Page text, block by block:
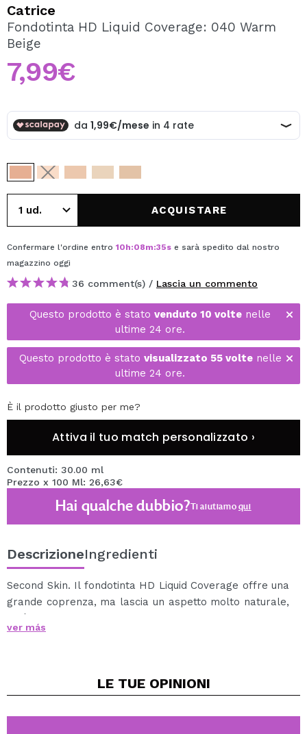
Creando un account su Maquibeauty.it potrai fare i tuoi
acquisti velocemente, controllare lo stato dei tuoi ordini e
Catrice
Fondotinta HD Liquid Coverage: 040 Warm
Beige
7,99€
ACQUISTARE
Confermare l'ordine entro 10h:08m:35s e sarà spedito dal nostro
magazzino oggi
36 comment(s) / Lascia un commento
Questo prodotto è stato venduto 10 volte nelle
ultime 24 ore.
Questo prodotto è stato visualizzato 55 voltenelle
ultime 24 ore.
È il prodotto giusto per me?
Attiva il tuo match personalizzato ›
Contenuti: 30.00 ml
Prezzo x 100 Ml: 26,63€
Hai qualche dubbio?Ti aiutiamoqui
DescrizioneIngredienti
Second Skin. Il fondotinta HD Liquid Coverage offre una
grande coprenza, ma lascia un aspetto molto naturale,
ed è estremamente leggero - come una seconda pelle.
Lascia la pelle liscia e ha durata estrema.
pelle bellissima e sarai sempre pronta per farti
ver más
LE TUE OPINIONI